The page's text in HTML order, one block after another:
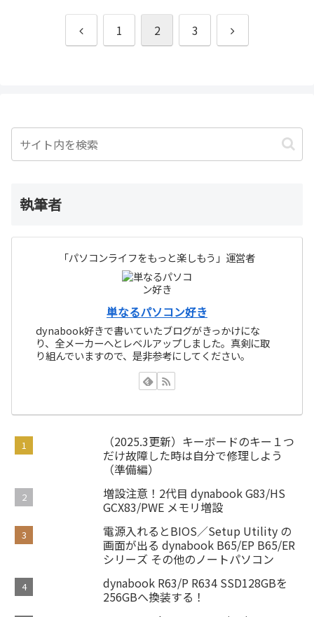
前
1 2 3
次
執筆者
「パソコンライフをもっと楽しもう」運営者
単なるパソコン好き
dynabook好きで書いていたブログがきっかけにな
り、全メーカーへとレベルアップしました。真剣に取
り組んでいますので、是非参考にしてください。
（2025.3更新）キーボードのキー１つ
だけ故障した時は自分で修理しよう
（準備編）
増設注意！2代目 dynabook G83/HS
GCX83/PWE メモリ増設
電源入れるとBIOS／Setup Utility の
画面が出る dynabook B65/EP B65/ER
シリーズ その他のノートパソコン
dynabook R63/P R634 SSD128GBを
256GBへ換装する！